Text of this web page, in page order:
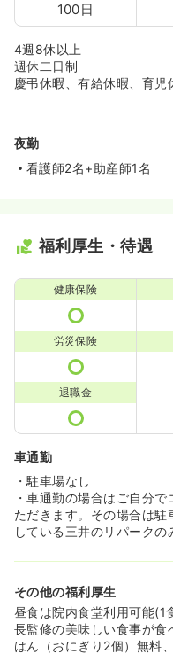
100日
4週8休以上
週休二日制
慶弔休暇、有給休暇、育
夜勤
看護師2名+助産師1名
福利厚生・待遇
健康保険
労災保険
退職金
車通勤
・駐車場なし
・車通勤の場合はご自分
ただきます。その場合は
している三井のリパークの
その他の福利厚生
昼食は院内食堂利用可能
長監修の美味しい食事が
はん（おにぎり2個）無料